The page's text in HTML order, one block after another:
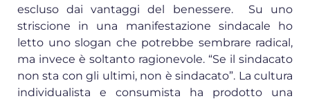
escluso dai vantaggi del benessere. Su uno
striscione in una manifestazione sindacale ho
letto uno slogan che potrebbe sembrare radical,
ma invece è soltanto ragionevole. “Se il sindacato
non sta con gli ultimi, non è sindacato”. La cultura
individualista e consumista ha prodotto una